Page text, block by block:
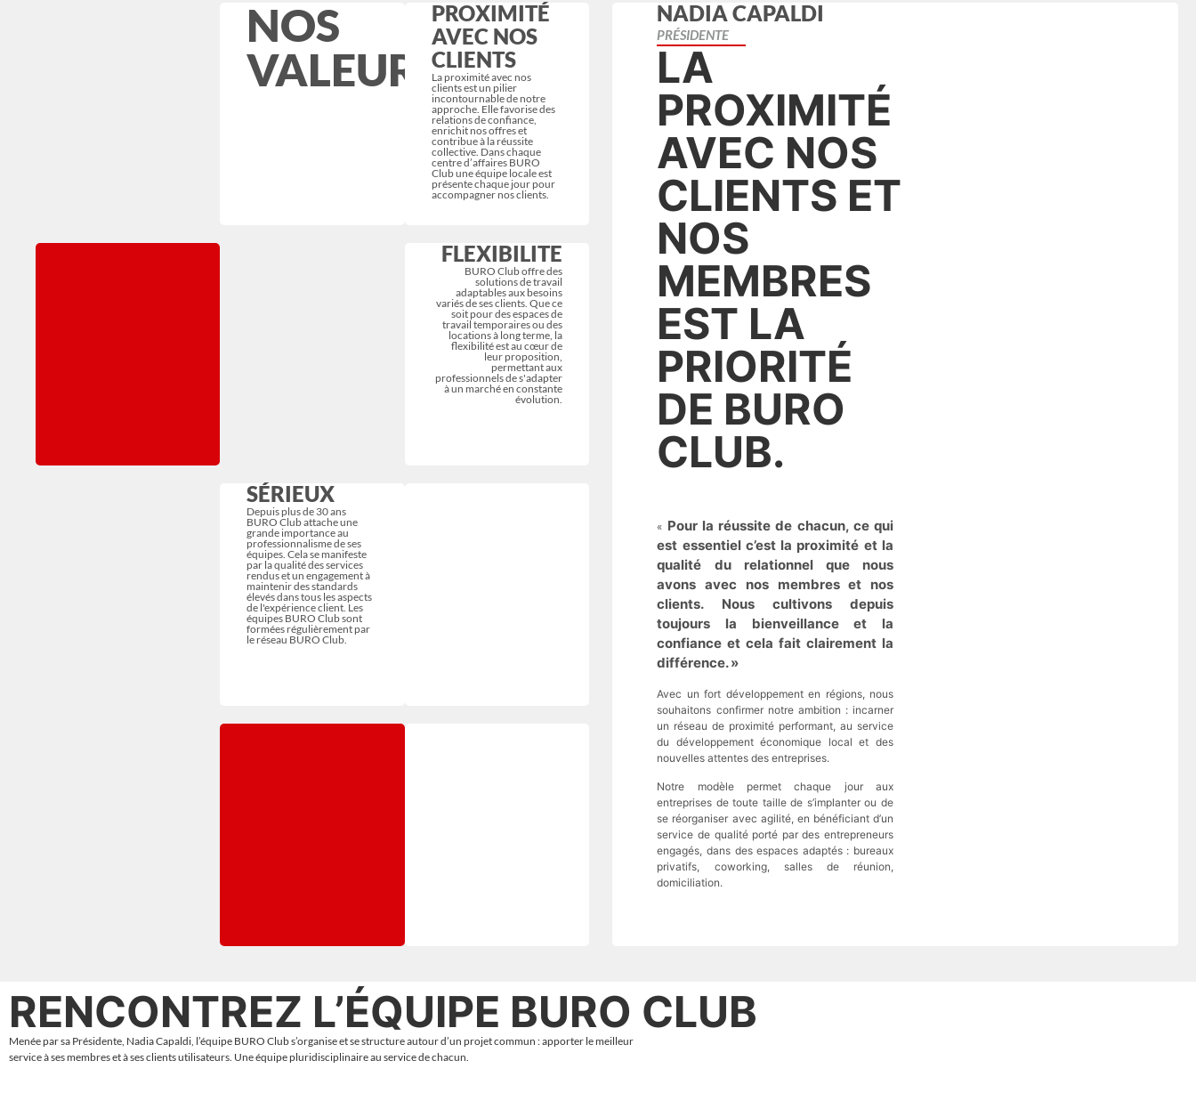
NOS
VALEURS
PROXIMITÉ
AVEC NOS
CLIENTS
La proximité avec nos
clients est un pilier
incontournable de notre
approche. Elle favorise des
relations de confiance,
enrichit nos offres et
contribue à la réussite
collective. Dans chaque
centre d’affaires BURO
Club une équipe locale est
présente chaque jour pour
accompagner nos clients.
FLEXIBILITE
BURO Club offre des
solutions de travail
adaptables aux besoins
variés de ses clients. Que ce
soit pour des espaces de
travail temporaires ou des
locations à long terme, la
flexibilité est au cœur de
leur proposition,
permettant aux
professionnels de s'adapter
à un marché en constante
évolution.
SÉRIEUX
Depuis plus de 30 ans
BURO Club attache une
grande importance au
professionnalisme de ses
équipes. Cela se manifeste
par la qualité des services
rendus et un engagement à
maintenir des standards
élevés dans tous les aspects
de l'expérience client. Les
équipes BURO Club sont
formées régulièrement par
le réseau BURO Club.
NADIA CAPALDI
PRÉSIDENTE
LA
PROXIMITÉ
AVEC NOS
CLIENTS ET
NOS
MEMBRES
EST LA
PRIORITÉ
DE BURO
CLUB.
« Pour la réussite de chacun, ce qui
est essentiel c’est la proximité et la
qualité du relationnel que nous
avons avec nos membres et nos
clients. Nous cultivons depuis
toujours la bienveillance et la
confiance et cela fait clairement la
différence. »
Avec un fort développement en régions, nous
souhaitons confirmer notre ambition : incarner
un réseau de proximité performant, au service
du développement économique local et des
nouvelles attentes des entreprises.
Notre modèle permet chaque jour aux
entreprises de toute taille de s’implanter ou de
se réorganiser avec agilité, en bénéficiant d’un
service de qualité porté par des entrepreneurs
engagés, dans des espaces adaptés : bureaux
privatifs, coworking, salles de réunion,
domiciliation.
RENCONTREZ L’ÉQUIPE BURO CLUB
Menée par sa Présidente, Nadia Capaldi, l’équipe BURO Club s’organise et se structure autour d’un projet commun : apporter le meilleur
service à ses membres et à ses clients utilisateurs. Une équipe pluridisciplinaire au service de chacun.